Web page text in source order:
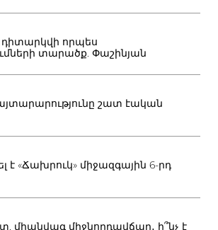
որպես
տարածք. Փաշինյան
շատ էական
է «Ճախրուկ» միջազգային 6-րդ
միանվագ միջնորդավճար․ ի՞նչ է